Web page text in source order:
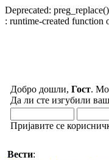
Deprecated:
: runtime-created function
Добро дошли, Гост.
Да ли сте изгубили ваш
Пријавите се
Вести: